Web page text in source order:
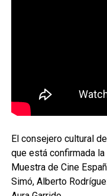
El consejero cultural
que está confirmada
Muestra de Cine
Simó, Alberto